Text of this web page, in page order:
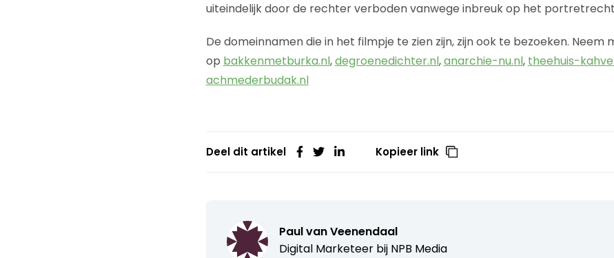
uiteindelijk door de rechter verboden vanwege inbreuk op het
De domeinnamen die in het filmpje te zien zijn, zijn ook te bezoeken. Neem
op bakkenmetburka.nl,degroenedichter.nl,anarchie-nu.nl, theehuis-
achmederbudak.nl
Deel dit artikel Kopieer link
Paul van Veenendaal
Digital Marketeer bij NPB Media